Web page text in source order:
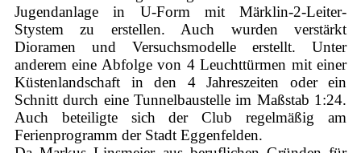
Jugendanlage in U-Form mit Märklin-2-Leiter-
Stystem zu erstellen. Auch wurden verstärkt
Dioramen und Versuchsmodelle erstellt. Unter
anderem eine Abfolge von 4 Leuchttürmen mit einer
Küstenlandschaft in den 4 Jahreszeiten oder ein
Schnitt durch eine Tunnelbaustelle im Maßstab 1:24.
Auch beteiligte sich der Club regelmäßig am
Ferienprogramm der Stadt Eggenfelden.